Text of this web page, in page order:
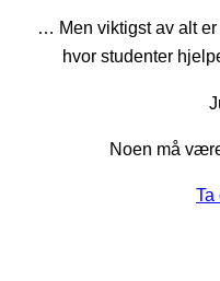
… Men viktigst av alt
hvor studenter
Noen må
Ta